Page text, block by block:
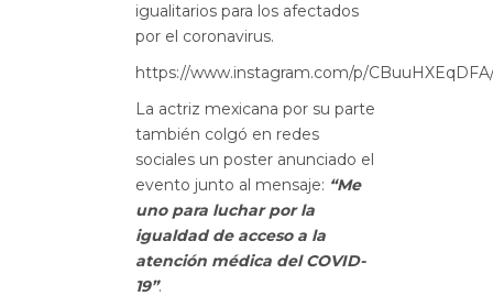
igualitarios para los afectados
por el coronavirus.
https://www.instagram.com/p/
La actriz mexicana por su parte
también colgó en redes
sociales un poster anunciado el
evento junto al mensaje: “Me
uno para luchar por la
igualdad de acceso a la
atención médica del COVID-
19”.